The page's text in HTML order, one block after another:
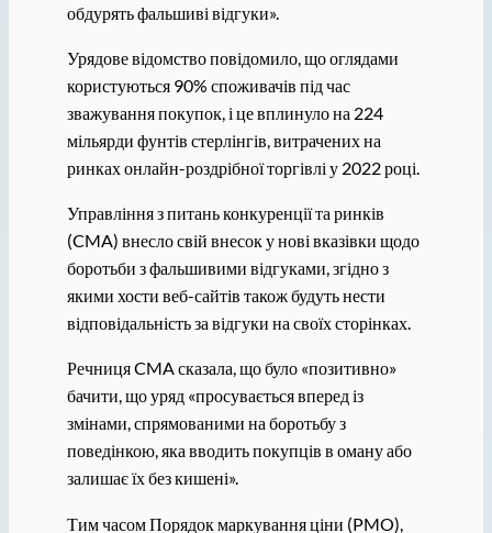
обдурять фальшиві відгуки».
Урядове відомство повідомило, що оглядами
користуються 90% споживачів під час
зважування покупок, і це вплинуло на 224
мільярди фунтів стерлінгів, витрачених на
ринках онлайн-роздрібної торгівлі у 2022 році.
Управління з питань конкуренції та ринків
(CMA) внесло свій внесок у нові вказівки щодо
боротьби з фальшивими відгуками, згідно з
якими хости веб-сайтів також будуть нести
відповідальність за відгуки на своїх сторінках.
Речниця CMA сказала, що було «позитивно»
бачити, що уряд «просувається вперед із
змінами, спрямованими на боротьбу з
поведінкою, яка вводить покупців в оману або
залишає їх без кишені».
Тим часом Порядок маркування ціни (PMO),